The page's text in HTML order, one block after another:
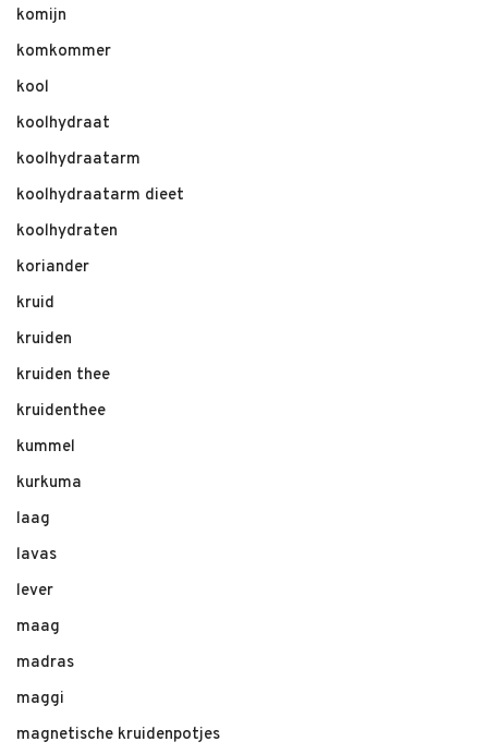
komijn
komkommer
kool
koolhydraat
koolhydraatarm
koolhydraatarm dieet
koolhydraten
koriander
kruid
kruiden
kruiden thee
kruidenthee
kummel
kurkuma
laag
lavas
lever
maag
madras
maggi
magnetische kruidenpotjes